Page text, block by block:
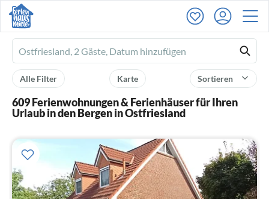
Ferienhausmiete
logo
Sortieren
Karte
Alle Filter
609 Ferienwohnungen & Ferienhäuser für Ihren
Urlaub in den Bergen in Ostfriesland